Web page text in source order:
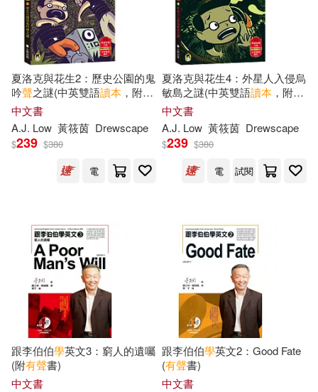
Pam(74)
本書編寫組編(74)
Maria Isabel(73)
Sanchez Vegara(73)
尹宏明(72) 徐林（主編）(71)
D. J.(69)
萬志勇（主編）(69)
張小怡(68)
吉林美術出版社(372)
三民(362)
北京師範大學出版社(350)
北京理工大學出版社(350)
時報出版(344)
人民衛生出版社(332)
浙江大學出版社(330)
廣西師範大學出版社(328)
夏洛克與花生2：歷史公園的鬼
吟聲之謎(中英雙語讀本 ，附英
語有聲
中文書
A.J. Low 黃筱茵 Drewscape
$239 $380
電
夏洛克與花生4：外星人入侵烏
敏島之謎(中英雙語讀本 ，附英
語有聲
中文書
A.J. Low 黃筱茵 Drewscape
$239 $380
電
試閱
跟李伯伯學英文3：窮人的遺囑
(附有聲書)
中文書
跟李伯伯學英文2：Good Fate
(有聲書)
中文書